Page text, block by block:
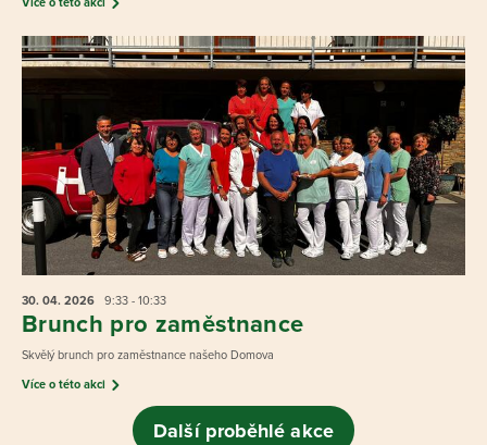
30. 04. 2026 9:33 - 10:33
Brunch pro zaměstnance
Skvělý brunch pro zaměstnance našeho Domova
Více o této akci
Další proběhlé akce